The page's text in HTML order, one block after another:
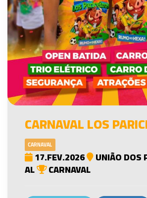
CARNAVAL LOS
CARNAVAL
17.FEV.2026 UNIÃO DOS
AL CARNAVAL